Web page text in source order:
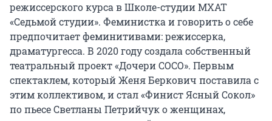
режиссерского курса в Школе-студии МХАТ
«Седьмой студии». Феминистка и говорить о себе
предпочитает феминитивами: режиссерка,
драматургесса. В 2020 году создала собственный
театральный проект «Дочери СОСО». Первым
спектаклем, который Женя Беркович поставила с
этим коллективом, и стал «Финист Ясный Сокол»
по пьесе Светланы Петрийчук о женщинах,